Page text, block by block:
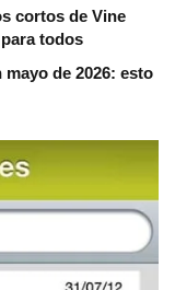
cortos de Vine
todos
de 2026: esto